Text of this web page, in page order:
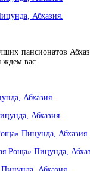
пансионатов
вас.